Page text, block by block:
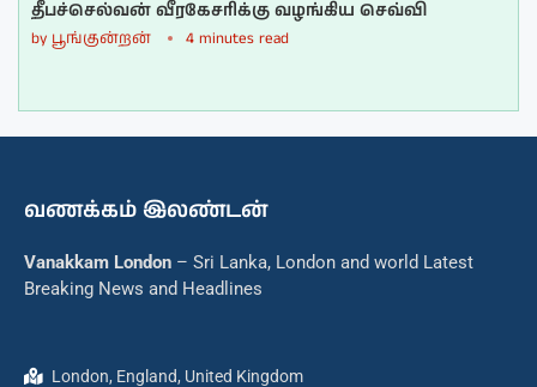
தீபச்செல்வன் வீரகேசரிக்கு வழங்கிய செவ்வி
by பூங்குன்றன் 4 minutes read
வணக்கம் இலண்டன்
Vanakkam London – Sri Lanka, London and world Latest
Breaking News and Headlines
London, England, United Kingdom